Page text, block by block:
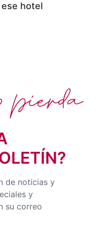
hotel
de noticias y
y
su correo